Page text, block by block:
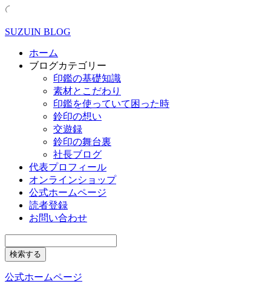
SUZUIN BLOG
ホーム
ブログカテゴリー
印鑑の基礎知識
素材とこだわり
印鑑を使っていて困った時
鈴印の想い
交遊録
鈴印の舞台裏
社長ブログ
代表プロフィール
オンラインショップ
公式ホームページ
読者登録
お問い合わせ
公式ホームページ